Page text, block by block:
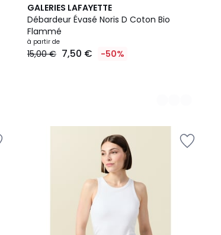
GALERIES LAFAYETTE
Débardeur Évasé Noris D Coton Bio
Flammé
à partir de
15,00 € 7,50 € -50%
5
Couleurs